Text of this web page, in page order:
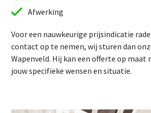
Afwerking
Voor een nauwkeurige prijsindicatie
contact op te nemen, wij sturen dan
Wapenveld. Hij kan een offerte op maat
jouw specifieke wensen en situatie.